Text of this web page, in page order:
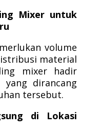
Mixer untuk
volume
material
mixer hadir
dirancang
tersebut.
di Lokasi